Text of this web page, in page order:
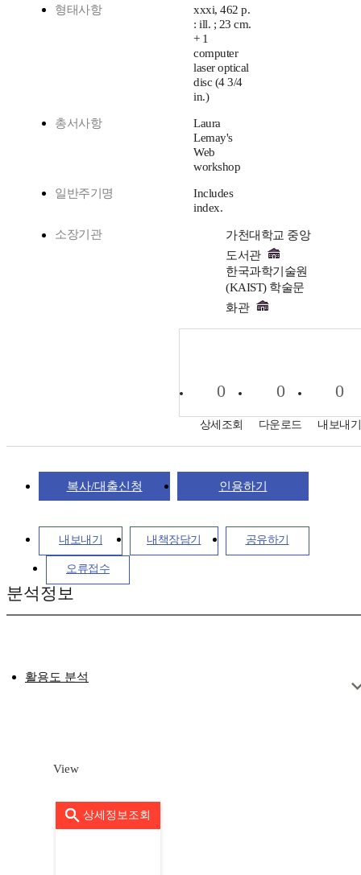
형태사항
xxxi, 462 p.
: ill. ; 23 cm.
+ 1
computer
laser optical
disc (4 3/4
in.)
총서사항
Laura
Lemay's
Web
workshop
일반주기명
Includes
index.
소장기관
가천대학교 중앙
도서관
한국과학기술원
(KAIST) 학술문
화관
0
상세조회
0
다운로드
0
내보내기
복사/대출신청 인용하기
내보내기 내책장담기 공유하기
오류접수
분석정보
활용도 분석
View
상세정보조회